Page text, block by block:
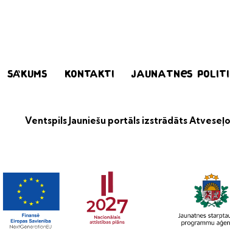
Sākums Kontakti Jaunatnes
Ventspils Jauniešu portāls izstrādāts